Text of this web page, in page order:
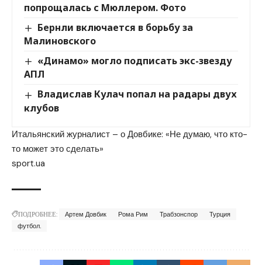
попрощалась с Мюллером. Фото
Бернли включается в борьбу за
Малиновского
«Динамо» могло подписать экс-звезду
АПЛ
Владислав Кулач попал на радары двух
клубов
Итальянский журналист – о Довбике: «Не думаю, что кто-
то может это сделать»
sport.ua
ПОДРОБНЕЕ: Артем Довбик Рома Рим Трабзонспор
Турция
футбол.